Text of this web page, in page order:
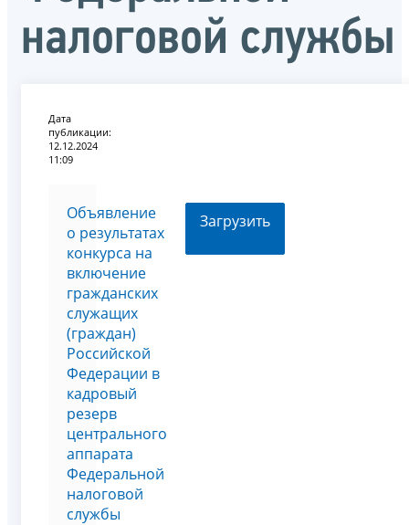
налоговой службы
Дата
публикации:
12.12.2024
11:09
Объявление
о результатах
конкурса на
включение
гражданских
служащих
(граждан)
Российской
Федерации в
кадровый
резерв
центрального
аппарата
Федеральной
налоговой
службы
Загрузить